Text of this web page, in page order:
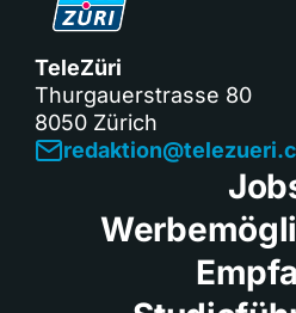
TeleZüri
Thurgauerstrasse 80
8050 Zürich